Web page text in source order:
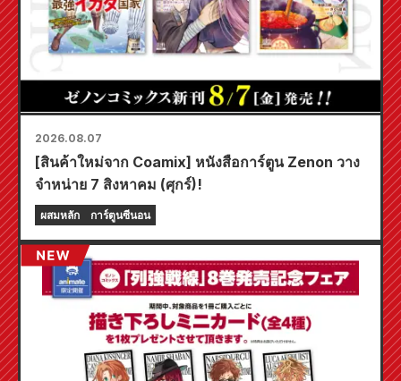
2026.08.07
[สินค้าใหม่จาก Coamix] หนังสือการ์ตูน Zenon วาง
จำหน่าย 7 สิงหาคม (ศุกร์)!
ผสมหลัก การ์ตูนซีนอน